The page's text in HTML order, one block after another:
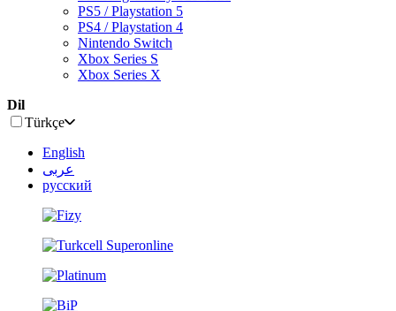
PS5 / Playstation 5
PS4 / Playstation 4
Nintendo Switch
Xbox Series S
Xbox Series X
Dil
Türkçe
English
عربى
русский